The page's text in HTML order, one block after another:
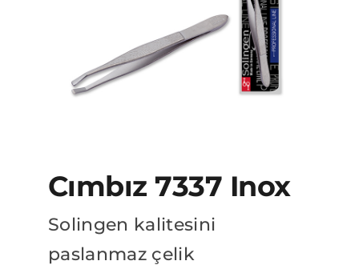
Cımbız 7337 Inox
Solingen kalitesini
paslanmaz çelik